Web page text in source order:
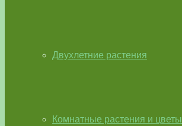
Двухлетние растения
Комнатные растения и цветы